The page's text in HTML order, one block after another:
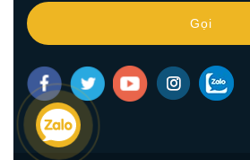
Gọi